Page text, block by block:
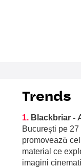
Trends
1. Blackbriar -
București pe
promovează
material ce
imagini